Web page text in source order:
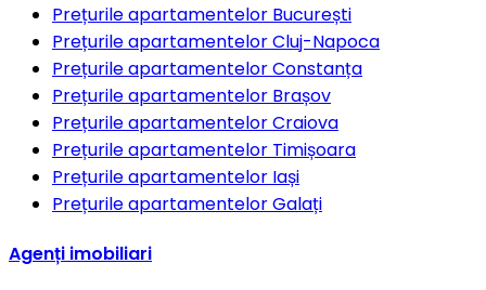
Prețurile apartamentelor București
Prețurile apartamentelorCluj-Napoca
Prețurile apartamentelorConstanța
Prețurile apartamentelor Brașov
Prețurile apartamentelorCraiova
Prețurile apartamentelor Timișoara
Prețurile apartamentelor Iași
Prețurile apartamentelorGalați
Agenți imobiliari